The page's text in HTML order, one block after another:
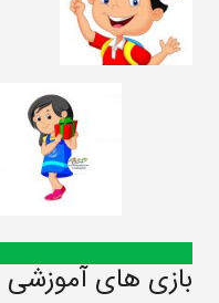
بازی های آموزشی